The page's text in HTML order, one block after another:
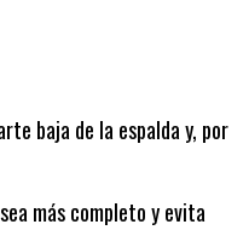
baja de la espalda y, por
más completo y evita